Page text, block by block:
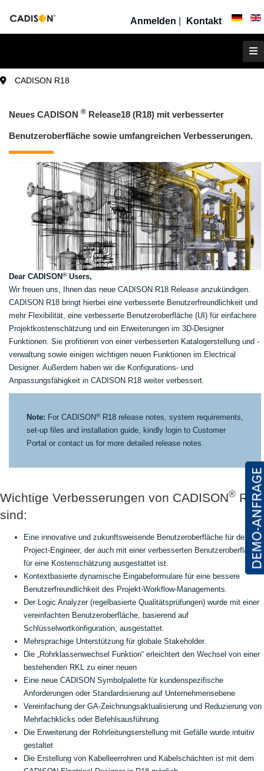
Anmelden Kontakt
CADISON R18
Neues CADISON ® Release18 (R18) mit verbesserter
Benutzeroberfläche sowie umfangreichen Verbesserungen.
Dear CADISON®Users,
Wir freuen uns, Ihnen das neue CADISON R18 Release anzukündigen.
CADISON R18 bringt hierbei eine verbesserte Benutzerfreundlichkeit und
mehr Flexibilität, eine verbesserte Benutzeroberfläche (UI) für einfachere
Projektkostenschätzung und ein Erweiterungen im 3D-Designer
Funktionen. Sie profitieren von einer verbesserten Katalogerstellung und -
verwaltung sowie einigen wichtigen neuen Funktionen im Electrical
Designer. Außerdem haben wir die Konfigurations- und
Anpassungsfähigkeit in CADISON R18 weiter verbessert.
Note: For CADISON®R18 release notes, system requirements,
set-up files and installation guide, kindly login to Customer
Portal or contact us for more detailed release notes.
Wichtige Verbesserungen von CADISON® R18
sind:
Eine innovative und zukunftsweisende Benutzeroberfläche für den
Project-Engineer, der auch mit einer verbesserten Benutzeroberfläche
für eine Kostenschätzung ausgestattet ist.
Kontextbasierte dynamische Eingabeformulare für eine bessere
Benutzerfreundlichkeit des Projekt-Workflow-Managements.
Der Logic Analyzer (regelbasierte Qualitätsprüfungen) wurde mit einer
vereinfachten Benutzeroberfläche, basierend auf
Schlüsselwortkonfiguration, ausgestattet.
Mehrsprachige Unterstützung für globale Stakeholder.
Die „Rohrklassenwechsel Funktion“ erleichtert den Wechsel von einer
bestehenden RKL zu einer neuen
Eine neue CADISON Symbolpalette für kundenspezifische
Anforderungen oder Standardisierung auf Unternehmensebene
Vereinfachung der GA-Zeichnungsaktualisierung und Reduzierung von
Mehrfachklicks oder Befehlsausführung.
Die Erweiterung der Rohrleitungserstellung mit Gefälle wurde intuitiv
gestaltet
Die Erstellung von Kabelleerrohren und Kabelschächten ist mit dem